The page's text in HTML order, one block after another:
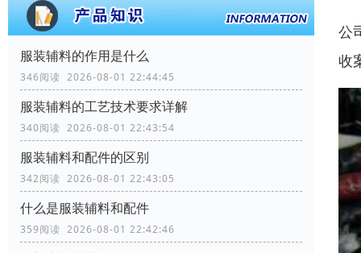
服装辅料的作用是什么
346阅读 2026-08-01 22:44:45
服装辅料的工艺技术要求详解
340阅读 2026-08-01 22:43:54
服装辅料和配件的区别
342阅读 2026-08-01 22:43:05
什么是服装辅料和配件
359阅读 2026-08-01 22:42:46
公
收